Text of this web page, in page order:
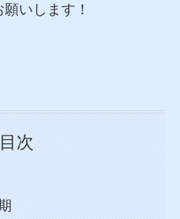
いします！
目次